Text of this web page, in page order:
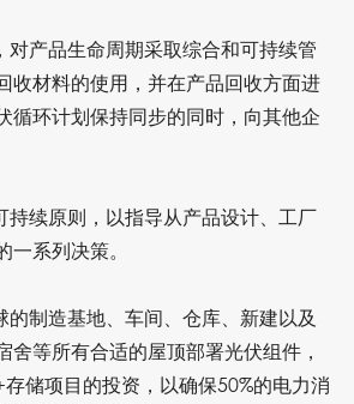
对产品生命周期采取综合和可持续管
收材料的使用，并在产品回收方面进
循环计划保持同步的同时，向其他企
持续原则，以指导从产品设计、工厂
系列决策。
的制造基地、车间、仓库、新建以及
舍等所有合适的屋顶部署光伏组件，
存储项目的投资，以确保50%的电力消